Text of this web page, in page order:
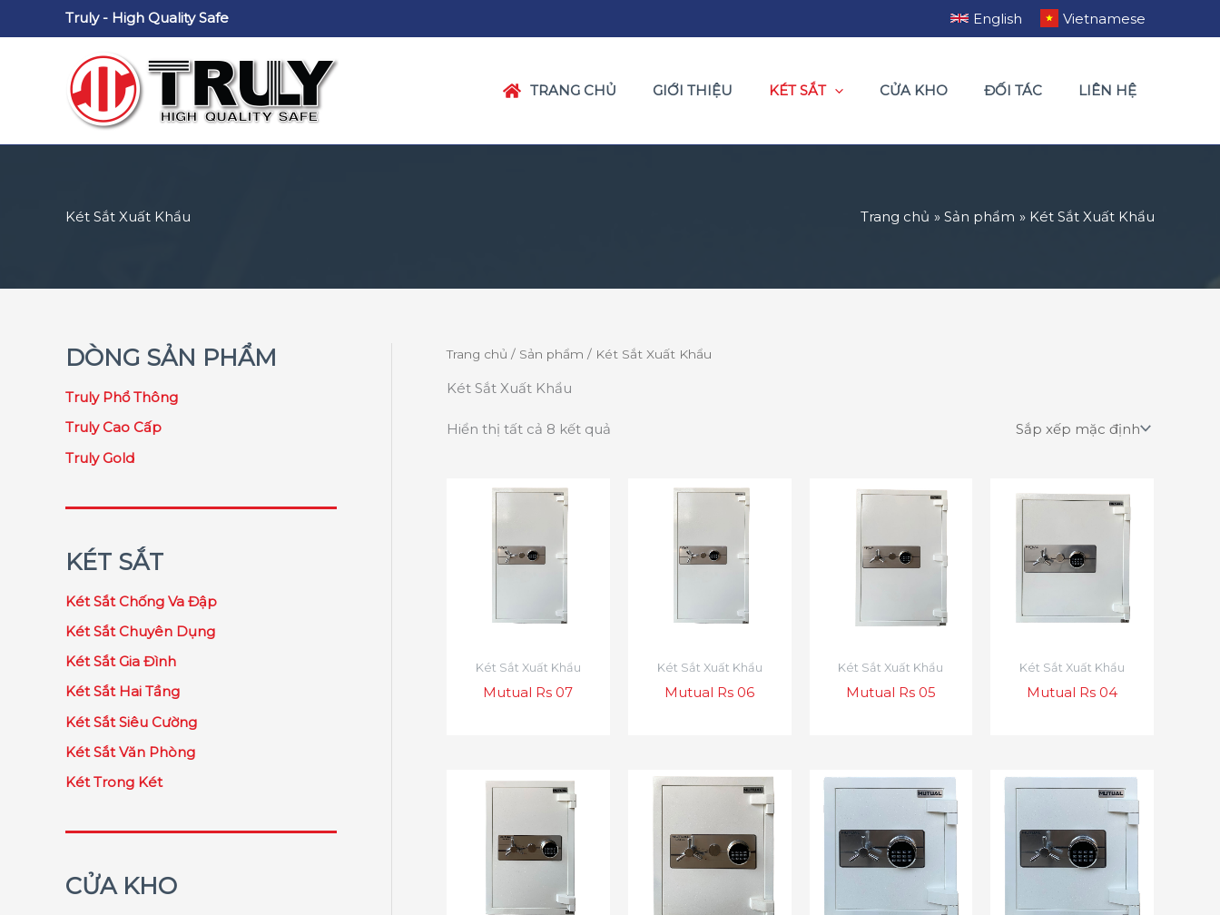
Truly - High Quality Safe English Vietnamese
TRANG CHỦ GIỚI THIỆU KÉT SẮT CỬA KHO ĐỐI TÁC LIÊN HỆ
Két Sắt Xuất Khẩu Trang chủ Sản phẩm Két Sắt Xuất Khẩu
DÒNG SẢN PHẨM
Truly Phổ Thông
Truly Cao Cấp
Truly Gold
KÉT SẮT
Két Sắt Chống Va Đập
Két Sắt Chuyên Dụng
Két Sắt Gia Đình
Két Sắt Hai Tầng
Két Sắt Siêu Cường
Két Sắt Văn Phòng
Két Trong Két
CỬA KHO
Trang chủ / Sản phẩm / Két Sắt Xuất Khẩu
Két Sắt Xuất Khẩu
Hiển thị tất cả 8 kết quả
Két Sắt Xuất Khẩu
Mutual Rs 07
Két Sắt Xuất Khẩu
Mutual Rs 06
Két Sắt Xuất Khẩu
Mutual Rs 05
Két Sắt Xuất Khẩu
Mutual Rs 04